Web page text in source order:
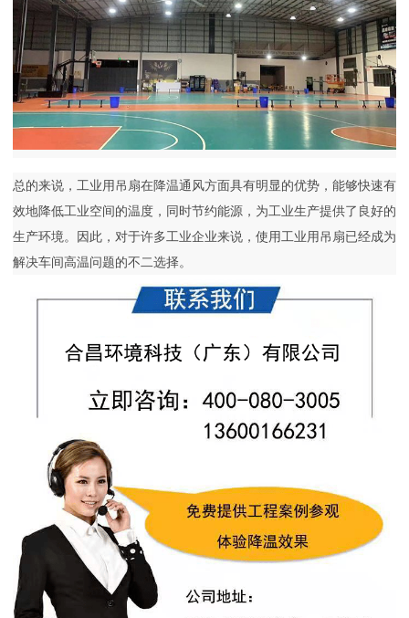
总的来说，工业用吊扇在降温通风方面具有明显的优势，能够快速有
效地降低工业空间的温度，同时节约能源，为工业生产提供了良好的
生产环境。因此，对于许多工业企业来说，使用工业用吊扇已经成为
解决车间高温问题的不二选择。